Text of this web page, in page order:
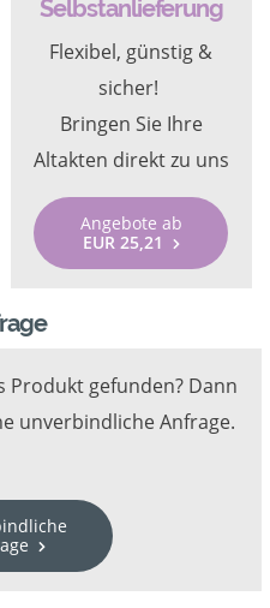
Selbstanlieferung
Flexibel, günstig &
sicher!
Bringen Sie Ihre
Altakten direkt zu uns
Angebote ab
EUR 25,21
Produkt gefunden? Dann
unverbindliche Anfrage.